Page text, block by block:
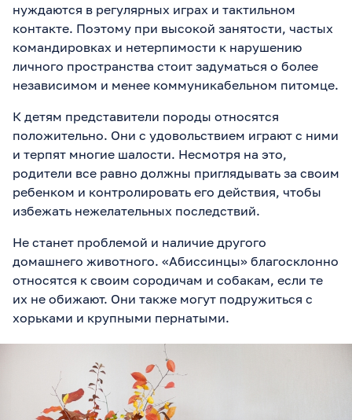
нуждаются в регулярных играх и тактильном
контакте. Поэтому при высокой занятости, частых
командировках и нетерпимости к нарушению
личного пространства стоит задуматься о более
независимом и менее коммуникабельном питомце.
К детям представители породы относятся
положительно. Они с удовольствием играют с ними
и терпят многие шалости. Несмотря на это,
родители все равно должны приглядывать за своим
ребенком и контролировать его действия, чтобы
избежать нежелательных последствий.
Не станет проблемой и наличие другого
домашнего животного. «Абиссинцы» благосклонно
относятся к своим сородичам и собакам, если те
их не обижают. Они также могут подружиться с
хорьками и крупными пернатыми.